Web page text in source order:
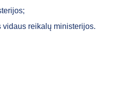
reikalų ministerijos.